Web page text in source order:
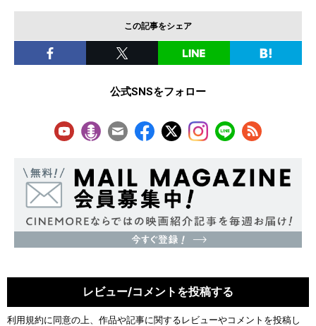
この記事をシェア
公式SNSをフォロー
レビュー/コメントを投稿する
利用規約に同意の上、作品や記事に関するレビューやコメントを投稿し